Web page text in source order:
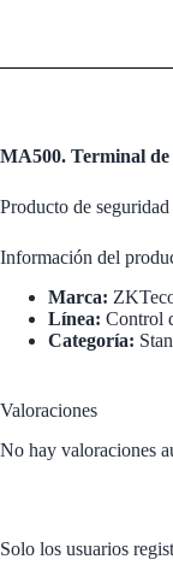
MA500. Terminal de
Producto de
Información del
Marca:
Línea: Control
Categoría:
Valoraciones
No hay valoraciones
Solo los usuarios